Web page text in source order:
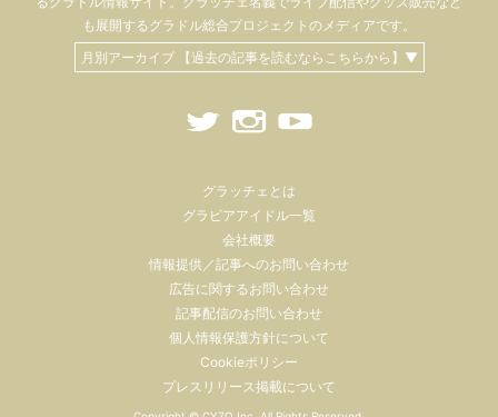
も 展開するグラドル総合プロジェクトのメディアです。
月別アーカイブ 【過去の記事を読むならこちらから】▼
グラッチェとは
グラビアアイドル一覧
会社概要
情報提供／記事へのお問い合わせ
広告に関するお問い合わせ
記事配信のお問い合わせ
個人情報保護方針について
Cookieポリシー
プレスリリース掲載について